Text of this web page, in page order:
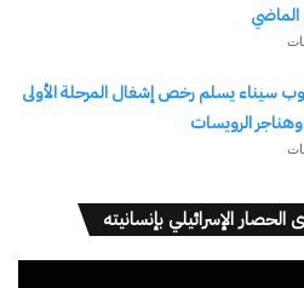
الماضي
سيناء يسلم رخص إشغال المرحلة الأولى
الرويسات
الإسرائيلي بإنسانيته